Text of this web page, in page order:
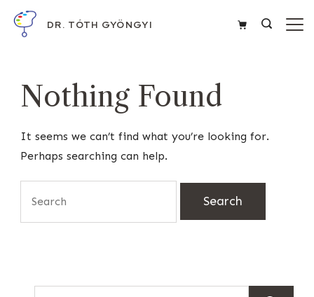
Skip
DR. TÓTH GYÖNGYI
Nothing Found
It seems we can’t find what you’re looking for.
Perhaps searching can help.
for: